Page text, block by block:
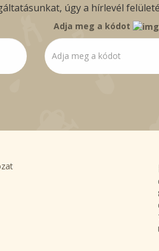
úgy a hírlevél
Adja meg a kódot